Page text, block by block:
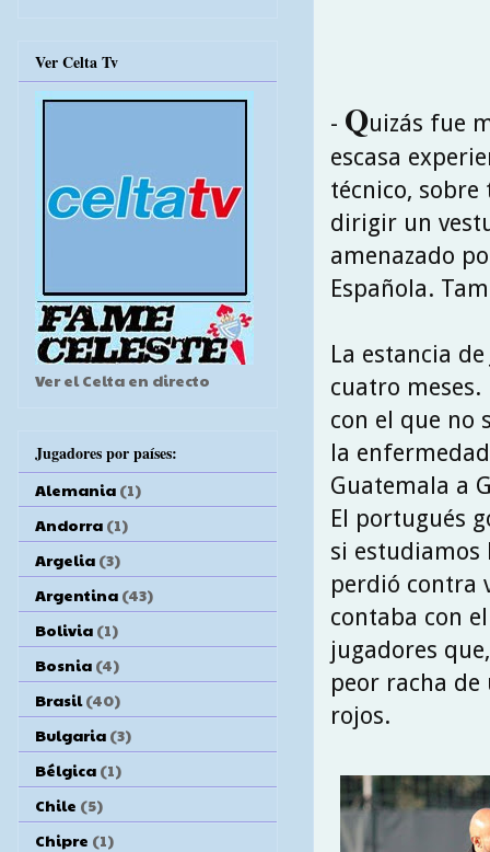
- Quizás fue
escasa
técnico, sobre
dirigir un
amenazado
Española.
La estancia
cuatro
con el que no
la
Guatemala a
El portugués
si estudiamos
perdió contra
contaba con
jugadores
peor racha
rojos.
Ver Celta Tv
Ver el Celta en directo
Jugadores por países:
Alemania (1)
Andorra (1)
Argelia (3)
Argentina (43)
Bolivia (1)
Bosnia (4)
Brasil (40)
Bulgaria (3)
Bélgica (1)
Chile (5)
Chipre (1)